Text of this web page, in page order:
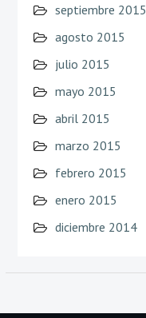
septiembre 2015
agosto 2015
julio 2015
mayo 2015
abril 2015
marzo 2015
febrero 2015
enero 2015
diciembre 2014